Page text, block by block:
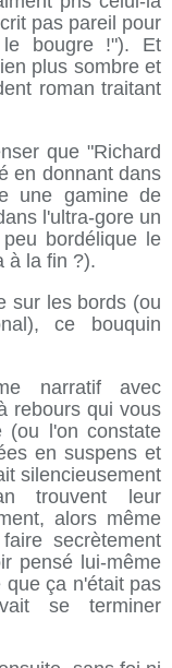
pas pareil pour
bougre !"). Et
plus sombre et
roman traitant
que "Richard
en donnant dans
une gamine de
l'ultra-gore un
bordélique le
à la fin ?).
sur les bords (ou
ce bouquin
narratif avec
rebours qui vous
(ou l'on constate
en suspens et
silencieusement
trouvent leur
alors même
secrètement
pensé lui-même
que ça n'était pas
se terminer